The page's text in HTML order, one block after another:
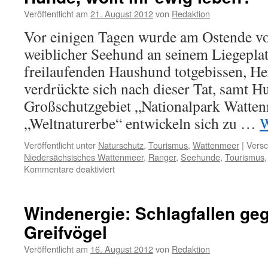
„schmutzige
Geheimnis
Energiewende“
Veröffentlicht am 21. August 2012von Redaktion
Vor einigen Tagen wurde am Ostende
weiblicher Seehund an seinem
freilaufenden Haushund totgebissen,
verdrückte sich nach dieser Tat, samt
Großschutzgebiet „Nationalpark
„Weltnaturerbe“ entwickeln sich zu …
Veröffentlicht unter Naturschutz, Tourismus, Wattenmeer |
Niedersächsisches Wattenmeer, Ranger, Seehunde, Tourismus
Kommentare deaktiviertfür
„Scheißladen“:
ihr
Windenergie: Schlagfallen
Greifvögel
Veröffentlicht am 16. August 2012von Redaktion